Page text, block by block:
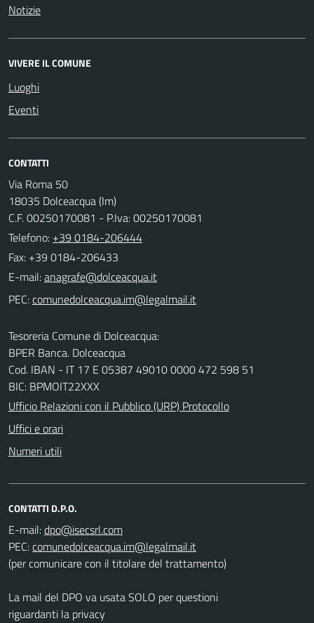
Notizie
VIVERE IL COMUNE
Luoghi
Eventi
CONTATTI
Via Roma 50
18035 Dolceacqua (Im)
C.F. 00250170081 - P.Iva: 00250170081
Telefono: +39 0184-206444
Fax: +39 0184-206433
E-mail:
PEC:
Tesoreria Comune di Dolceacqua:
BPER Banca. Dolceacqua
Cod. IBAN - IT 17 E 05387 49010 0000 472 598 51
BIC: BPMOIT22XXX
Ufficio Relazioni con il Pubblico (URP) Protocollo
Uffici e orari
Numeri utili
CONTATTI D.P.O.
E-mail:
PEC:
(per comunicare con il titolare del trattamento)
La mail del DPO va usata SOLO per questioni
riguardanti la privacy